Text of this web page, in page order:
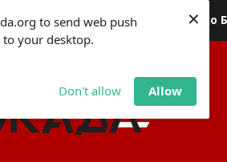
to send web push
your desktop.
Don't allow Allow
×
За реклама Политика относно